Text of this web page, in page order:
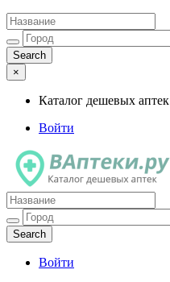
×
Каталог дешевых аптек
Войти
Каталог дешевых аптек
Войти